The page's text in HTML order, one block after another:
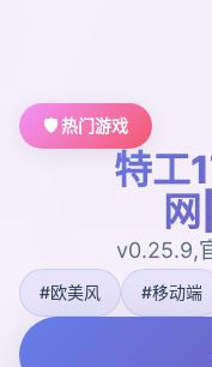
🛡️ 热门游戏
特工
v0.25.9,
#欧美风 #移动端